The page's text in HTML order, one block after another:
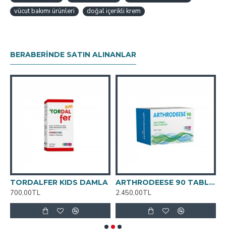
vücut bakımı ürünleri
doğal içerikli krem
BERABERINDE SATIN ALINANLAR
TORDALFER KIDS DAMLA
700,00TL
ARTHRODEESE 90 TABLET
2.450,00TL